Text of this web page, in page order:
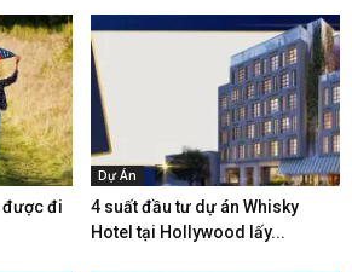
được đi
Dự Án
4 suất đầu tư dự án Whisky
Hotel tại Hollywood lấy...